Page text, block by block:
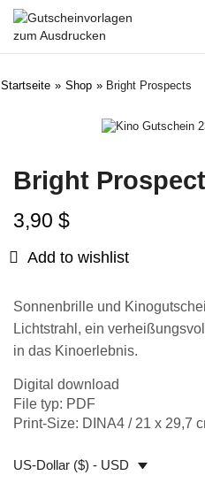
Startseite » Shop » Bright Prospects
Bright
3,90 $
Add to wishlist
Sonnenbrille und
Lichtstrahl, ein
in das Kinoerlebnis.
Digital download
File typ: PDF
Print-Size: DINA4 / 21 x 29,7
US-Dollar ($) - USD